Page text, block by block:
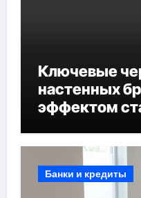
Ключевые
настенных
эффектом
Банки и кредиты